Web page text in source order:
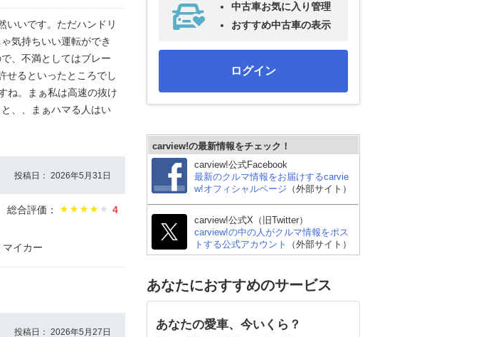
いいです。ただハンドリ
気持ちいい運転ができ
、不満としてはブレー
せるといったところでし
ね。まぁ私は高速の抜け
、、まぁハマる人はい
投稿日： 2026年5月31日
総合評価：
4
イカー
投稿日： 2026年5月27日
中古車お気に入り管理
おすすめ中古車の表示
ログイン
carview!の最新情報をチェック！
carview!公式Facebook
最新のクルマ情報をお届けするcarvie
w!オフィシャルページ （外部サイト）
carview!公式X（旧Twitter）
carview!の中の人がクルマ情報をポス
トする公式アカウント
（外部サイト）
あなたにおすすめのサービス
あなたの愛車、今いくら？